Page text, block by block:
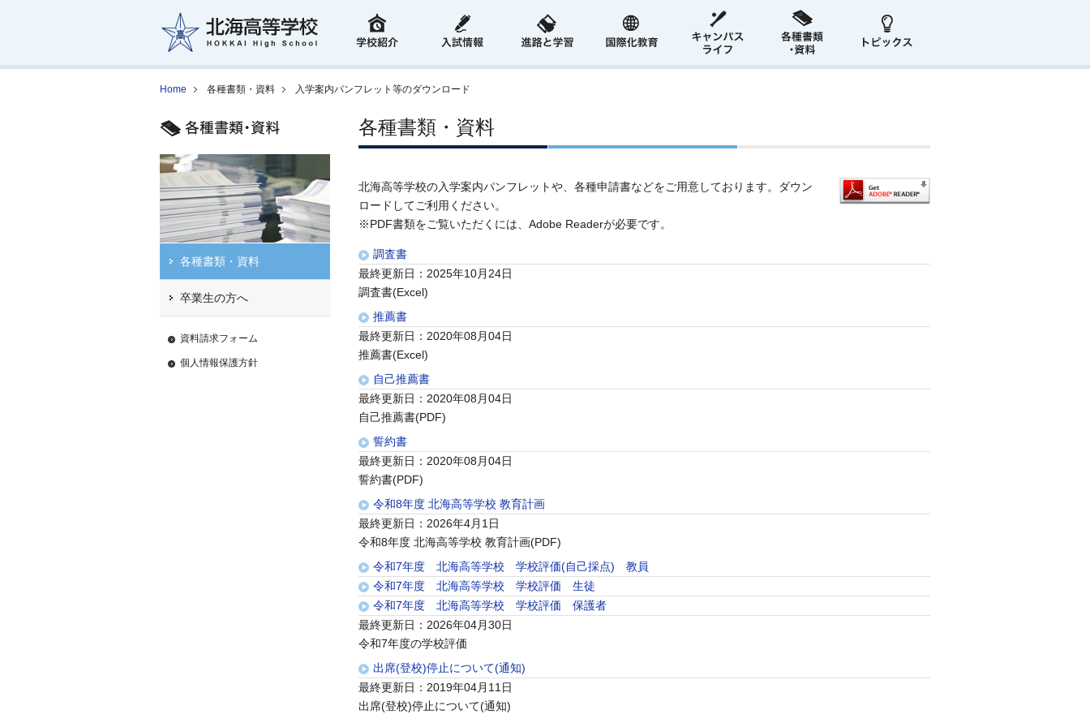
Home 各種書類・資料 入学案内パンフレット等のダウンロード
各種書類・資料
北海高等学校の入学案内パンフレットや、各種申請書などをご用意しております。ダウン
ロードしてご利用ください。
※PDF書類をご覧いただくには、Adobe Readerが必要です。
調査書
最終更新日：2025年10月24日
調査書(Excel)
推薦書
最終更新日：2020年08月04日
推薦書(Excel)
自己推薦書
最終更新日：2020年08月04日
自己推薦書(PDF)
誓約書
最終更新日：2020年08月04日
誓約書(PDF)
令和8年度 北海高等学校 教育計画
最終更新日：2026年4月1日
令和8年度 北海高等学校 教育計画(PDF)
令和7年度 北海高等学校 学校評価(自己採点) 教員
令和7年度 北海高等学校 学校評価 生徒
令和7年度 北海高等学校 学校評価 保護者
最終更新日：2026年04月30日
令和7年度の学校評価
出席(登校)停止について(通知)
最終更新日：2019年04月11日
出席(登校)停止について(通知)
各種書類・資料
卒業生の方へ
資料請求フォーム
個人情報保護方針